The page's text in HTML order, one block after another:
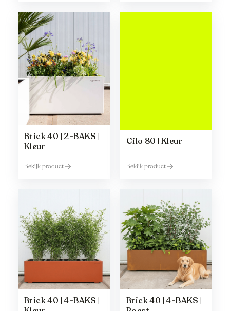
Brick 40 | 2-BAKS |
Kleur
Bekijk product
Cilo 80 | Kleur
Bekijk product
Brick 40 | 4-BAKS |
Brick 40 | 4-BAKS |